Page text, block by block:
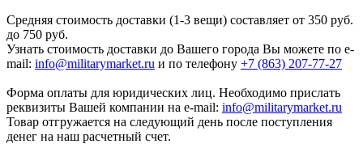
Средняя стоимость доставки (1-3 вещи) составляет от 350 руб.
до 750 руб.
Узнать стоимость доставки до Вашего города Вы можете по e-
mail: info@militarymarket.ru и по телефону +7 (863) 207-77-27
Форма оплаты для юридических лиц. Необходимо прислать
реквизиты Вашей компании на е-mail: info@militarymarket.ru
Товар отгружается на следующий день после поступления
денег на наш расчетный счет.